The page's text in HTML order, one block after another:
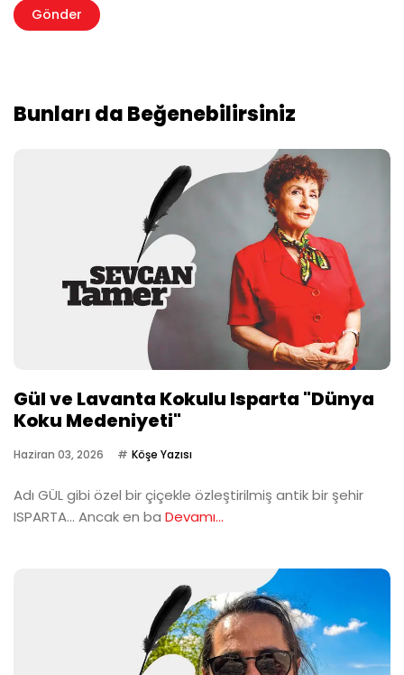
Bunları da Beğenebilirsiniz
Gül ve Lavanta Kokulu Isparta "Dünya
Koku Medeniyeti"
Haziran 03, 2026 Köşe Yazısı
Adı GÜL gibi özel bir çiçekle özleştirilmiş antik bir şehir
ISPARTA… Ancak en ba Devamı...